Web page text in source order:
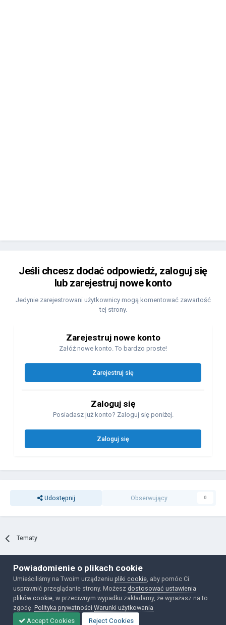
Jeśli chcesz dodać odpowiedź, zaloguj się
lub zarejestruj nowe konto
Jedynie zarejestrowani użytkownicy mogą komentować zawartość
tej strony.
Zarejestruj nowe konto
Załóż nowe konto. To bardzo proste!
Zarejestruj się
Zaloguj się
Posiadasz już konto? Zaloguj się poniżej.
Zaloguj się
Udostępnij Obserwujący 0
Tematy
Polityka prywatności Ciasteczka
Powered by Invision Community
Powiadomienie o plikach cookie
Umieściliśmy na Twoim urządzeniupliki cookie , aby pomóc Ci
usprawnić przeglądanie strony. Możesz dostosować ustawienia
plików cookie , w przeciwnym wypadku zakładamy, że wyrażasz na to
zgodę.Polityka prywatności Warunki użytkowania
Accept Cookies
Reject Cookies